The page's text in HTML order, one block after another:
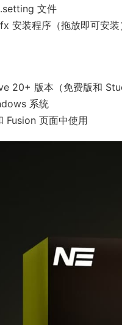
文件
安装程序（拖放即可安装
20+ 版本（免费版和
系统
Fusion 页面中使用